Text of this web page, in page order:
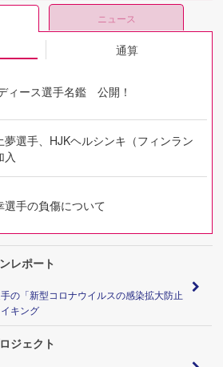
ニュース
通算
ィース選手名鑑 公開！
夢選手、HJKヘルシンキ（フィンラン
入
選手の負傷について
レポート
の「新型コロナウイルスの感染拡大防止
キング
ジェクト